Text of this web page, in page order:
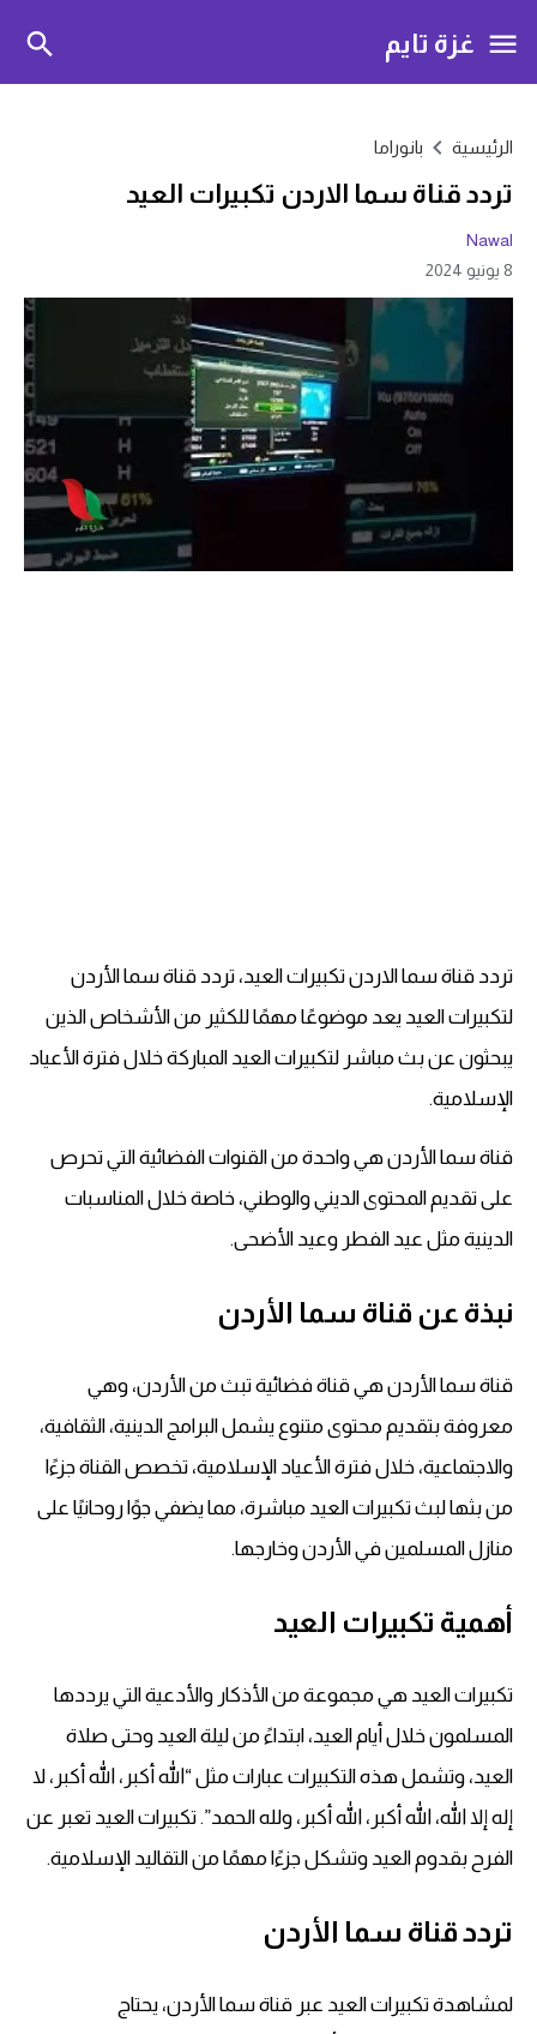
غزة تايم
الرئيسية بانوراما
تردد قناة سما الاردن تكبيرات العيد
Nawal
8 يونيو 2024
تردد قناة سما الاردن تكبيرات العيد، تردد قناة سما الأردن
لتكبيرات العيد يعد موضوعًا مهمًا للكثير من الأشخاص الذين
يبحثون عن بث مباشر لتكبيرات العيد المباركة خلال فترة الأعياد
الإسلامية.
قناة سما الأردن هي واحدة من القنوات الفضائية التي تحرص
على تقديم المحتوى الديني والوطني، خاصة خلال المناسبات
الدينية مثل عيد الفطر وعيد الأضحى.
نبذة عن قناة سما الأردن
قناة سما الأردن هي قناة فضائية تبث من الأردن، وهي
معروفة بتقديم محتوى متنوع يشمل البرامج الدينية، الثقافية،
والاجتماعية، خلال فترة الأعياد الإسلامية، تخصص القناة جزءًا
من بثها لبث تكبيرات العيد مباشرة، مما يضفي جوًا روحانيًا على
منازل المسلمين في الأردن وخارجها.
أهمية تكبيرات العيد
تكبيرات العيد هي مجموعة من الأذكار والأدعية التي يرددها
المسلمون خلال أيام العيد، ابتداءً من ليلة العيد وحتى صلاة
العيد، وتشمل هذه التكبيرات عبارات مثل “الله أكبر، الله أكبر، لا
إله إلا الله، الله أكبر، الله أكبر، ولله الحمد”. تكبيرات العيد تعبر عن
الفرح بقدوم العيد وتشكل جزءًا مهمًا من التقاليد الإسلامية.
تردد قناة سما الأردن
لمشاهدة تكبيرات العيد عبر قناة سما الأردن، يحتاج